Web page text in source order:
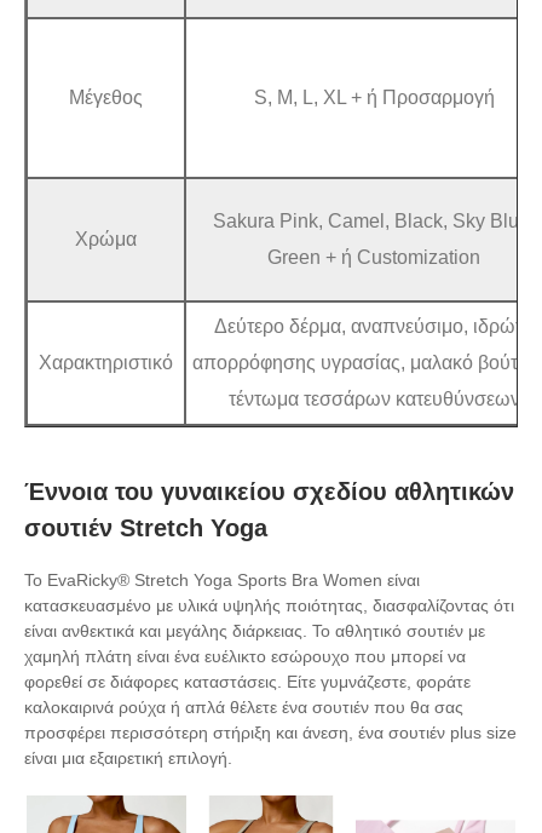
Μέγεθος S, M, L, XL + ή Προσαρμογή
Χρώμα
Sakura Pink, Camel, Black, Sky Blue,
Green + ή Customization
Χαρακτηριστικό
Δεύτερο δέρμα, αναπνεύσιμο, ιδρώτα
απορρόφησης υγρασίας, μαλακό
τέντωμα τεσσάρων κατευθύνσεων
Έννοια του γυναικείου σχεδίου αθλητικών
σουτιέν Stretch Yoga
Το EvaRicky® Stretch Yoga Sports Bra Women είναι
κατασκευασμένο με υλικά υψηλής ποιότητας, διασφαλίζοντας ότι
είναι ανθεκτικά και μεγάλης διάρκειας. Το αθλητικό σουτιέν με
χαμηλή πλάτη είναι ένα ευέλικτο εσώρουχο που μπορεί να
φορεθεί σε διάφορες καταστάσεις. Είτε γυμνάζεστε, φοράτε
καλοκαιρινά ρούχα ή απλά θέλετε ένα σουτιέν που θα σας
προσφέρει περισσότερη στήριξη και άνεση, ένα σουτιέν plus size
είναι μια εξαιρετική επιλογή.